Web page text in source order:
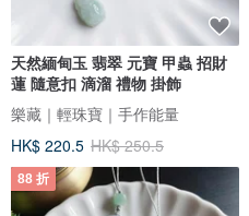
天然緬甸玉 翡翠 元寶 甲蟲 招財
蓮 隨意扣 滴溜 禮物 掛飾
樂藏｜輕珠寶｜手作能量
HK$ 220.5 HK$ 250.5
88 折